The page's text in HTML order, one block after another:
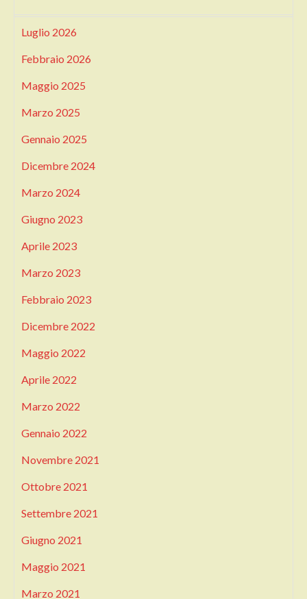
Luglio 2026
Febbraio 2026
Maggio 2025
Marzo 2025
Gennaio 2025
Dicembre 2024
Marzo 2024
Giugno 2023
Aprile 2023
Marzo 2023
Febbraio 2023
Dicembre 2022
Maggio 2022
Aprile 2022
Marzo 2022
Gennaio 2022
Novembre 2021
Ottobre 2021
Settembre 2021
Giugno 2021
Maggio 2021
Marzo 2021